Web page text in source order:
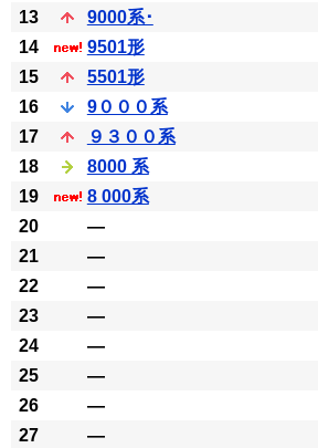
13
9000系･
14
9501形
15
5501形
16
9０００系
17
９３００系
18
8000 系
19
8 000系
20
―
21
―
22
―
23
―
24
―
25
―
26
―
27
―